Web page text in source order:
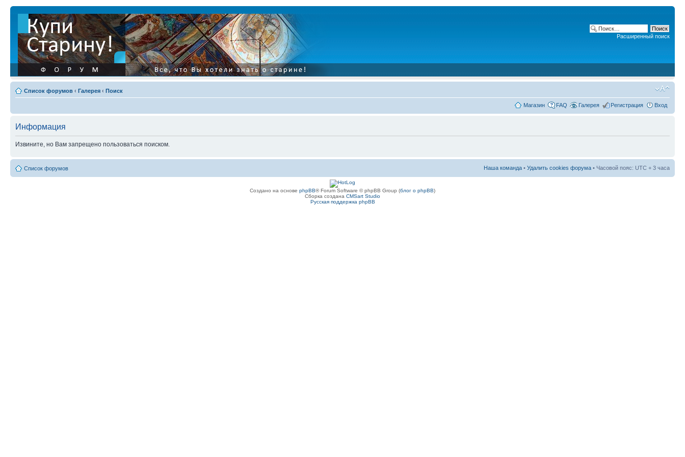
Расширенный поиск
Список форумов ‹ Галерея ‹ Поиск
Магазин FAQ Галерея Регистрация Вход
Информация
Извините, но Вам запрещено пользоваться поиском.
Список форумов Наша команда • Удалить cookies форума • Часовой пояс: UTC + 3 часа
Создано на основе phpBB® Forum Software © phpBB Group (блог о phpBB)
Сборка создана CMSart Studio
Русская поддержка phpBB